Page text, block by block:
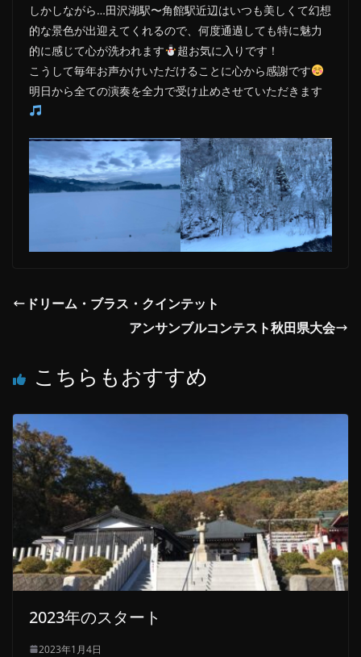
しかしながら…田沢湖駅〜角館駅近辺はいつも美しくて幻想
的な景色が出迎えてくれるので、何度通過しても特に魅力
的に感じて心が洗われます
超お気に入りです！
こうして毎年お声かけいただけることに心から感謝です
明日から全ての演奏を全力で受け止めさせていただきます
ドリーム・ブラス・クインテット
アンサンブルコンテスト秋田県大会
こちらもおすすめ
2023年のスタート
2023年1月4日